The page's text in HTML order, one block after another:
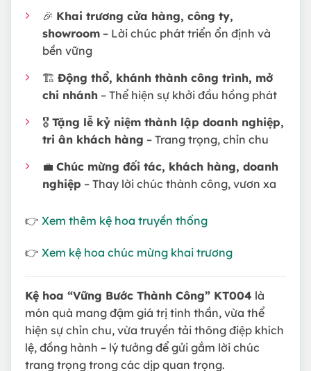
🎉 Khai trương cửa hàng, công ty,
showroom – Lời chúc phát triển ổn định và
bền vững
🏗 Động thổ, khánh thành công trình, mở
chi nhánh – Thể hiện sự khởi đầu hồng phát
🎖 Tặng lễ kỷ niệm thành lập doanh nghiệp,
tri ân khách hàng – Trang trọng, chỉn chu
💼 Chúc mừng đối tác, khách hàng, doanh
nghiệp – Thay lời chúc thành công, vươn xa
👉 Xem thêm kệ hoa truyền thống
👉 Xem kệ hoa chúc mừng khai trương
Kệ hoa “Vững Bước Thành Công” KT004 là
món quà mang đậm giá trị tinh thần, vừa thể
hiện sự chỉn chu, vừa truyền tải thông điệp khích
lệ, đồng hành – lý tưởng để gửi gắm lời chúc
trang trọng trong các dịp quan trọng.